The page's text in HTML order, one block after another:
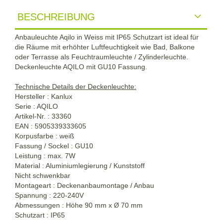
BESCHREIBUNG
Anbauleuchte Aqilo in Weiss mit IP65 Schutzart ist ideal für
die Räume mit erhöhter Luftfeuchtigkeit wie Bad, Balkone
oder Terrasse als Feuchtraumleuchte / Zylinderleuchte.
Deckenleuchte AQILO mit GU10 Fassung.
Technische Details der Deckenleuchte:
Hersteller : Kanlux
Serie : AQILO
Artikel-Nr. : 33360
EAN : 5905339333605
Korpusfarbe : weiß
Fassung / Sockel : GU10
Leistung : max. 7W
Material : Aluminiumlegierung / Kunststoff
Nicht schwenkbar
Montageart : Deckenanbaumontage / Anbau
Spannung : 220-240V
Abmessungen : Höhe 90 mm x Ø 70 mm
Schutzart : IP65